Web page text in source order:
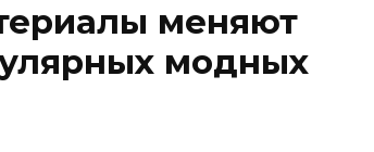
меняют
модных